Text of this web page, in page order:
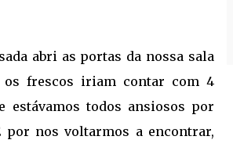
abri as portas da nossa sala
os frescos iriam contar com 4
estávamos todos ansiosos por
por nos voltarmos a encontrar,